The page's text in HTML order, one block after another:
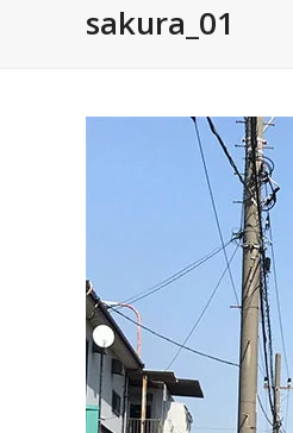
sakura_01